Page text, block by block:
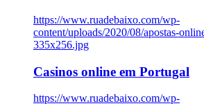
https://www.ruadebaixo.com/wp-
content/uploads/2020/08/apostas-
335x256.jpg
Casinos online em Portugal
https://www.ruadebaixo.com/wp-